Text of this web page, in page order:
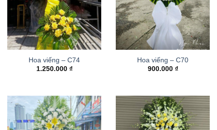
Hoa viếng – C74
1.250.000 ₫
Hoa viếng – C70
900.000 ₫